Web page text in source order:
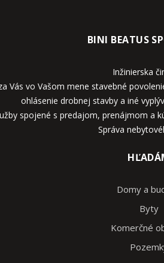
BINI BEATUS
Inžinierska
Vás vo Vašom mene stavebné
ohlásenie drobnej stavby a iné
spojené s predajom, prenájmom a
Správa
Domy a
Byty
Komerčné